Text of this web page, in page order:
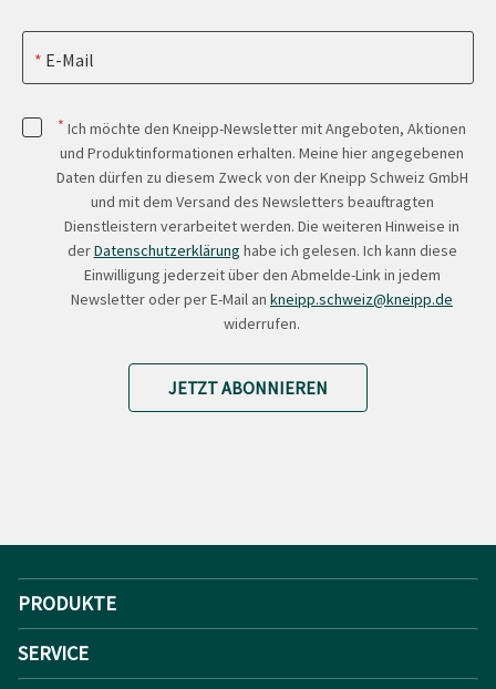
E-Mail
* Ich möchte den Kneipp-Newsletter mit Angeboten, Aktionen
und Produktinformationen erhalten. Meine hier angegebenen
Daten dürfen zu diesem Zweck von der Kneipp Schweiz GmbH
und mit dem Versand des Newsletters beauftragten
Dienstleistern verarbeitet werden. Die weiteren Hinweise in
derDatenschutzerklärung habe ich gelesen. Ich kann diese
Einwilligung jederzeit über den Abmelde-Link in jedem
Newsletter oder per E-Mail an kneipp.schweiz@kneipp.de
widerrufen.
JETZT ABONNIEREN
PRODUKTE
SERVICE